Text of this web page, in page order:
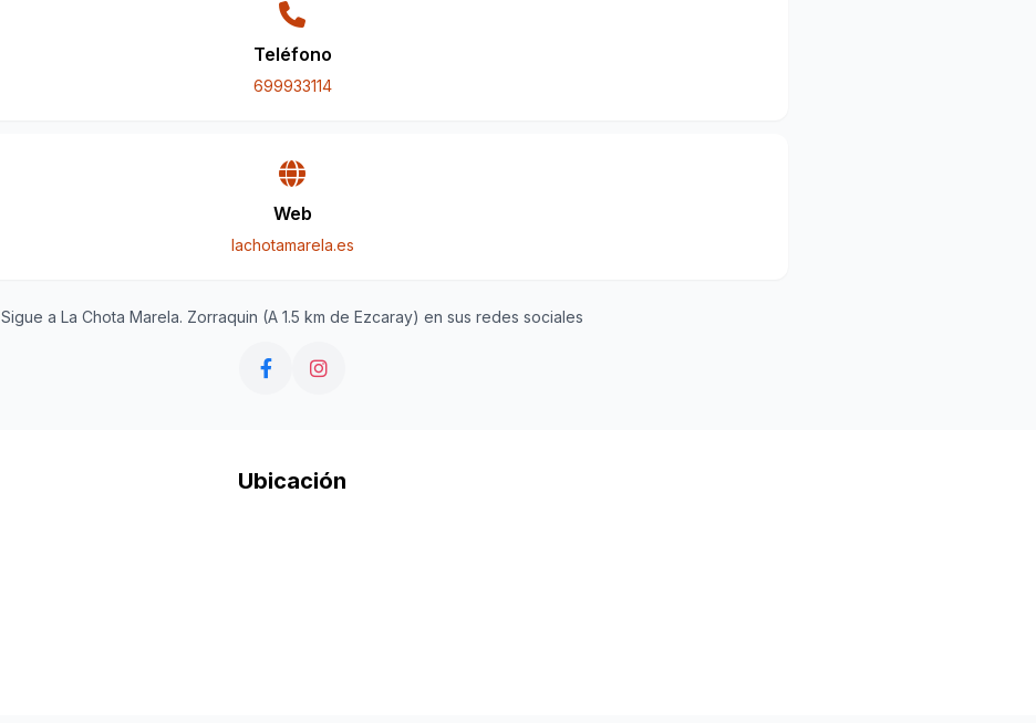
Teléfono
699933114
Web
lachotamarela.es
Sigue a La Chota Marela. Zorraquin (A 1.5 km de Ezcaray) en sus redes sociales
Ubicación